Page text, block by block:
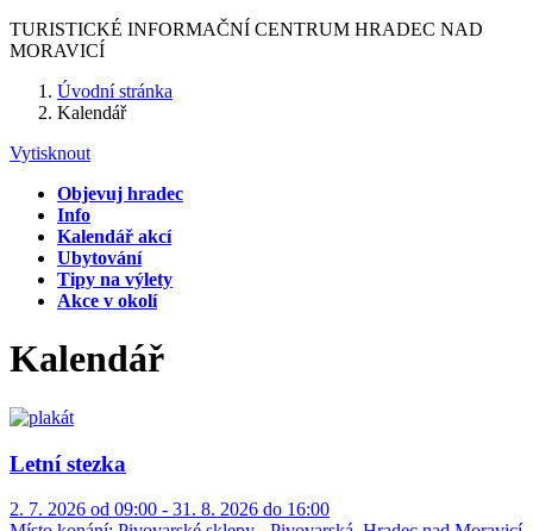
TURISTICKÉ INFORMAČNÍ CENTRUM HRADEC NAD
MORAVICÍ
Úvodní stránka
Kalendář
Vytisknout
Objevuj hradec
Info
Kalendář akcí
Ubytování
Tipy na výlety
Akce v okolí
Kalendář
Letní stezka
2. 7. 2026 od 09:00 - 31. 8. 2026 do 16:00